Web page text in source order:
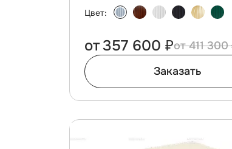
Цвет:
411 300
от357 600 ₽
Заказать